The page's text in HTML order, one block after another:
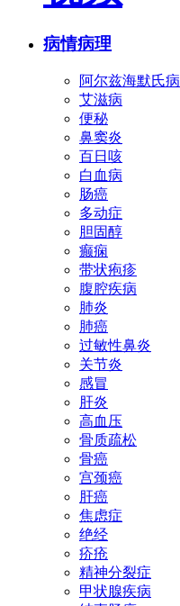
病情病理
阿尔兹海默氏病
艾滋病
便秘
鼻窦炎
百日咳
白血病
肠癌
多动症
胆固醇
癫痫
带状疱疹
腹腔疾病
肺炎
肺癌
过敏性鼻炎
关节炎
感冒
肝炎
高血压
骨质疏松
骨癌
宫颈癌
肝癌
焦虑症
绝经
疥疮
精神分裂症
甲状腺疾病